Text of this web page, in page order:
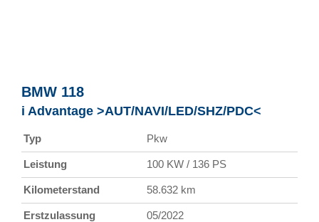
BMW 118
i Advantage >AUT/NAVI/LED/SHZ/PDC<
Typ Pkw
Leistung 100 KW / 136 PS
Kilometerstand 58.632 km
Erstzulassung 05/2022